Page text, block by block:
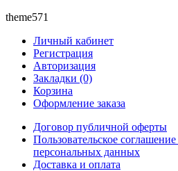
theme571
Личный кабинет
Регистрация
Авторизация
Закладки (0)
Корзина
Оформление заказа
Договор публичной оферты
Пользовательское
персональных данных
Доставка и оплата